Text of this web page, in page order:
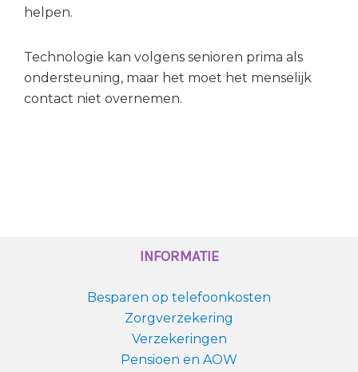
helpen.
Technologie kan volgens senioren prima als
ondersteuning, maar het moet het menselijk
contact niet overnemen.
INFORMATIE
Besparen op telefoonkosten
Zorgverzekering
Verzekeringen
Pensioen en AOW